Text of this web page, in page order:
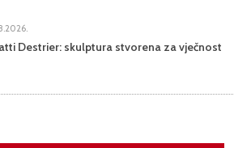
Destrier: skulptura stvorena za vječnost